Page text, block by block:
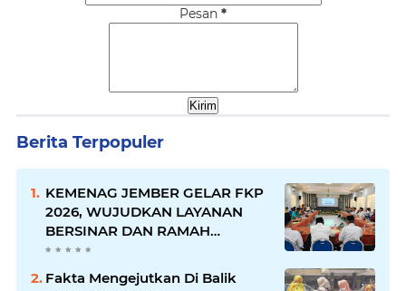
Pesan *
Berita Terpopuler
KEMENAG JEMBER GELAR FKP
2026, WUJUDKAN LAYANAN
BERSINAR DAN RAMAH
DISABILITAS
Fakta Mengejutkan Di Balik